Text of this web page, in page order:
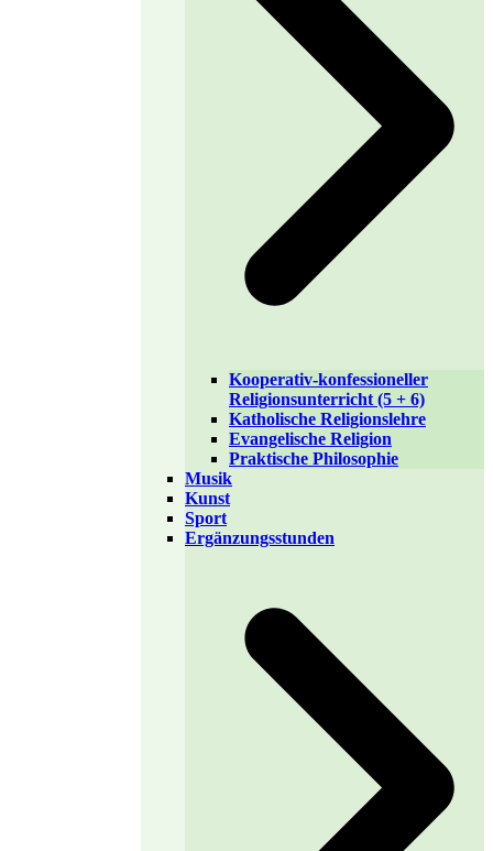
Kooperativ-konfessioneller
Religionsunterricht (5 + 6)
Katholische Religionslehre
Evangelische Religion
Praktische Philosophie
Musik
Kunst
Sport
Ergänzungsstunden